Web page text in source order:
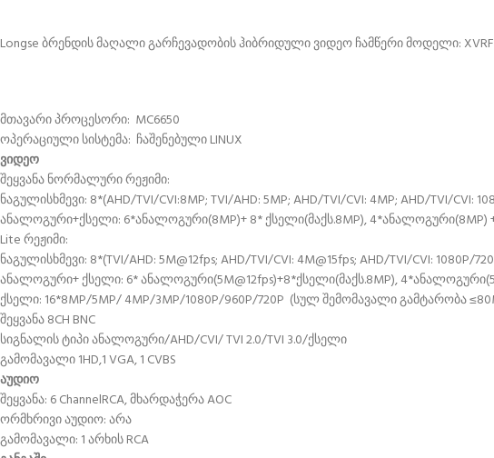
Longse ბრენდის მაღალი გარჩევადობის ჰიბრიდული ვიდეო ჩამწერი მოდელი:
მთავარი პროცესორი: MC6650
ოპერაციული სისტემა: ჩაშენებული LINUX
ვიდეო
შეყვანა ნორმალური რეჟიმი:
ნაგულისხმევი: 8*(AHD/TVI/CVI:8MP; TVI/AHD: 5MP; AHD/TVI/CVI: 4MP; AHD/TVI/CVI:
ანალოგური+ქსელი: 6*ანალოგური(8MP)+ 8* ქსელი(მაქს.8MP), 4*ანალოგური(8MP)
Lite რეჟიმი:
ნაგულისხმევი: 8*(TVI/AHD: 5M@12fps; AHD/TVI/CVI: 4M@15fps; AHD/TVI/CVI: 1080P/
ანალოგური+ ქსელი: 6* ანალოგური(5M@12fps)+8*ქსელი(მაქს.8MP),
ქსელი: 16*8MP/5MP/ 4MP/3MP/1080P/960P/720P (სულ შემომავალი გამტარობა
შეყვანა 8CH BNC
სიგნალის ტიპი ანალოგური/AHD/CVI/ TVI 2.0/TVI 3.0/ქსელი
გამომავალი 1HD,1 VGA, 1 CVBS
აუდიო
შეყვანა: 6 ChannelRCA, მხარდაჭერა AOC
ორმხრივი აუდიო: არა
გამომავალი: 1 არხის RCA